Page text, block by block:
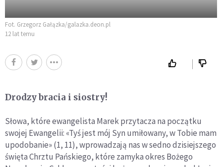
Fot. Grzegorz Gałązka/galazka.deon.pl
12 lat temu
Drodzy bracia i siostry!
Słowa, które ewangelista Marek przytacza na początku
swojej Ewangelii: «Tyś jest mój Syn umiłowany, w Tobie mam
upodobanie» (1, 11), wprowadzają nas w sedno dzisiejszego
święta Chrztu Pańskiego, które zamyka okres Bożego